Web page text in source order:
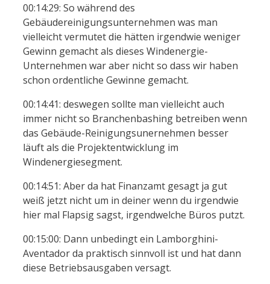
00:14:29: So während des
Gebäudereinigungsunternehmen was man
vielleicht vermutet die hätten irgendwie weniger
Gewinn gemacht als dieses Windenergie-
Unternehmen war aber nicht so dass wir haben
schon ordentliche Gewinne gemacht.
00:14:41: deswegen sollte man vielleicht auch
immer nicht so Branchenbashing betreiben wenn
das Gebäude-Reinigungsunernehmen besser
läuft als die Projektentwicklung im
Windenergiesegment.
00:14:51: Aber da hat Finanzamt gesagt ja gut
weiß jetzt nicht um in deiner wenn du irgendwie
hier mal Flapsig sagst, irgendwelche Büros putzt.
00:15:00: Dann unbedingt ein Lamborghini-
Aventador da praktisch sinnvoll ist und hat dann
diese Betriebsausgaben versagt.